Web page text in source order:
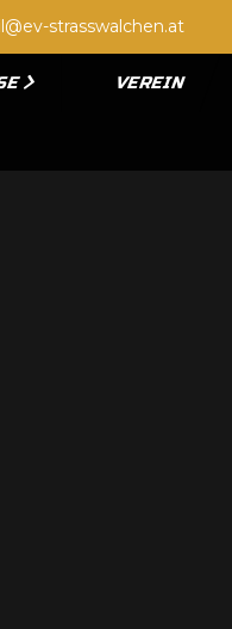
strasswalchen.at
VEREIN